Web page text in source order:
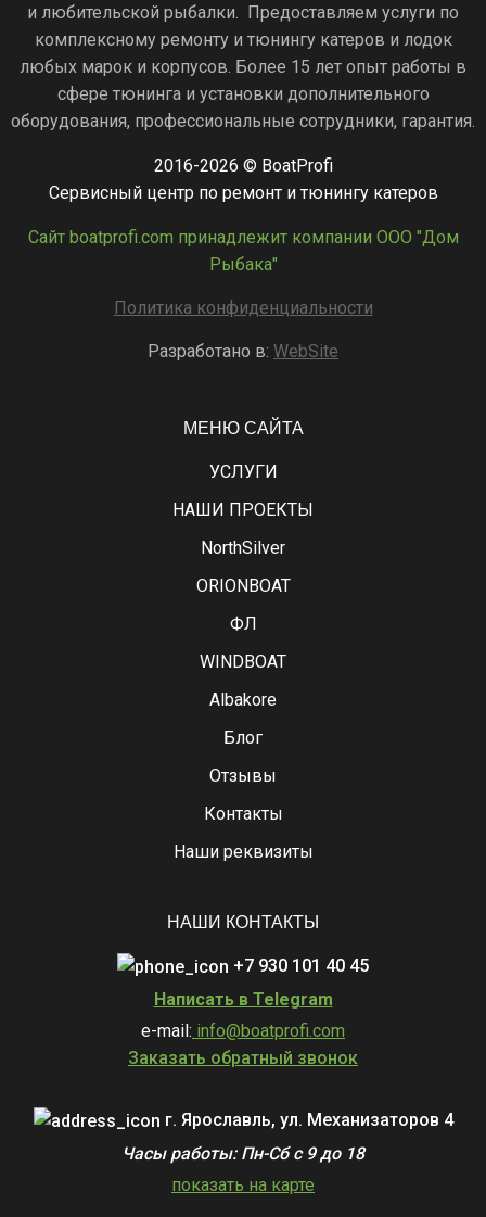
и любительской рыбалки. Предоставляем услуги по
комплексному ремонту и тюнингу катеров и лодок
любых марок и корпусов. Более 15 лет опыт работы в
сфере тюнинга и установки дополнительного
оборудования, профессиональные сотрудники, гарантия.
2016-2026 © BoatProfi
Сервисный центр по ремонт и тюнингу катеров
Сайт boatprofi.com принадлежит компании ООО "Дом
Рыбака"
Политика конфиденциальности
Разработано в: WebSite
МЕНЮ САЙТА
УСЛУГИ
НАШИ ПРОЕКТЫ
NorthSilver
ORIONBOAT
ФЛ
WINDBOAT
Albakore
Блог
Отзывы
Контакты
Наши реквизиты
НАШИ КОНТАКТЫ
+7 930 101 40 45
Написать в Telegram
e-mail: info@boatprofi.com
Заказать обратный звонок
г. Ярославль, ул. Механизаторов 4
Часы работы: Пн-Сб с 9 до 18
показать на карте